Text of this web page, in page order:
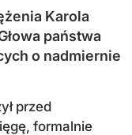
Karola
państwa
o nadmiernie
przed
formalnie